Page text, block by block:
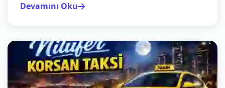
Devamını Oku